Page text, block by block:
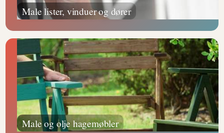
Male lister, vinduer og dører
Male og olje hagemøbler